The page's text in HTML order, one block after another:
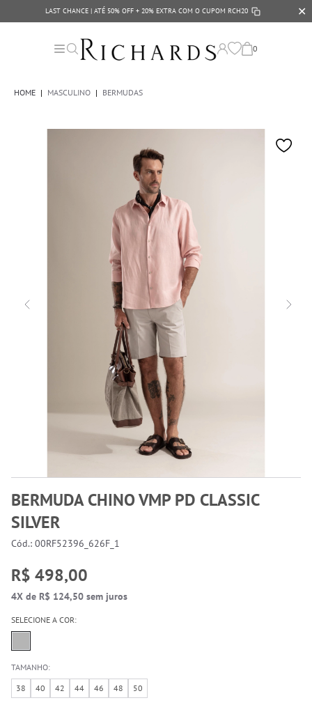
LAST CHANCE | ATÉ 50% OFF + 20% EXTRA COM O CUPOM RCH20 ✕
0
HOME | MASCULINO | BERMUDAS
BERMUDA CHINO VMP PD CLASSIC
SILVER
Cód.: 00RF52396_626F_1
R$ 498,00
4X de R$ 124,50 sem juros
SELECIONE A COR:
TAMANHO:
38
40 42 44 46 48 50